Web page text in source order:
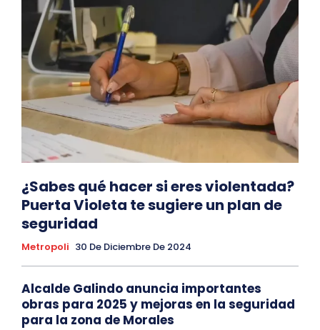
¿Sabes qué hacer si eres violentada?
Puerta Violeta te sugiere un plan de
seguridad
Metropoli 30 De Diciembre De 2024
Alcalde Galindo anuncia importantes
obras para 2025 y mejoras en la seguridad
para la zona de Morales